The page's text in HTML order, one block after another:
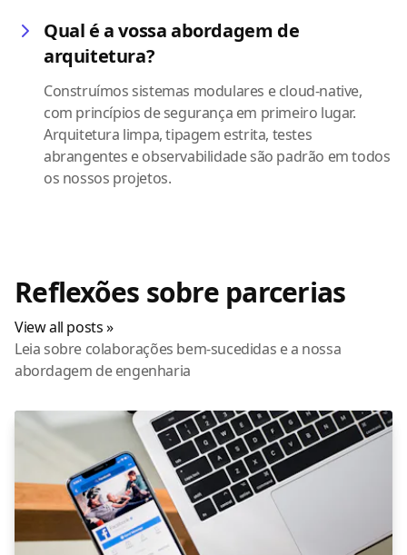
Qual é a vossa abordagem de
arquitetura?
Construímos sistemas modulares e cloud-native,
com princípios de segurança em primeiro lugar.
Arquitetura limpa, tipagem estrita, testes
abrangentes e observabilidade são padrão em todos
os nossos projetos.
Reflexões sobre parcerias
View all posts »
Leia sobre colaborações bem-sucedidas e a nossa
abordagem de engenharia